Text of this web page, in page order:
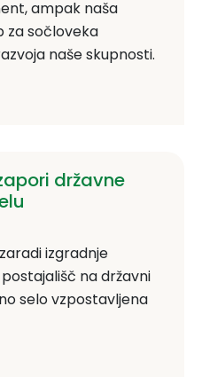
ampak naša
za sočloveka
naše skupnosti.
državne
izgradnje
na državni
selo vzpostavljena